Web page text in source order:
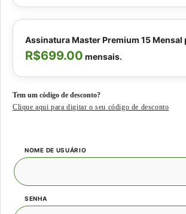
Assinatura Master Premium 15 Mensal
R$699.00 mensais.
Tem um código de desconto?
Clique aqui para digitar o seu código de desconto
NOME DE USUÁRIO
SENHA